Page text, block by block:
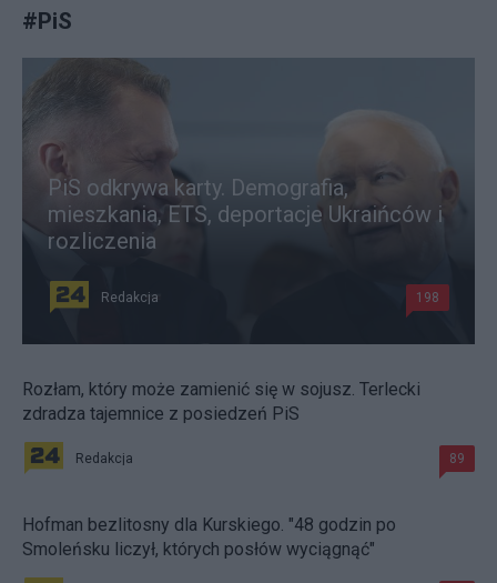
#PiS
PiS odkrywa karty. Demografia,
mieszkania, ETS, deportacje Ukraińców i
rozliczenia
Redakcja 198
Rozłam, który może zamienić się w sojusz. Terlecki
zdradza tajemnice z posiedzeń PiS
Redakcja 89
Hofman bezlitosny dla Kurskiego. "48 godzin po
Smoleńsku liczył, których posłów wyciągnąć"